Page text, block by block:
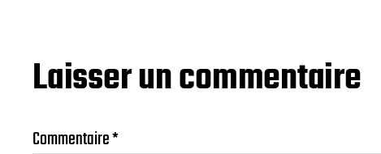
Laisser un commentaire
Commentaire*